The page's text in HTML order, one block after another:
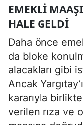
EMEKLI
HALE GELDI
Daha önce
da bloke
alacakları gibi
Ancak
kararıyla
verilen rıza ve